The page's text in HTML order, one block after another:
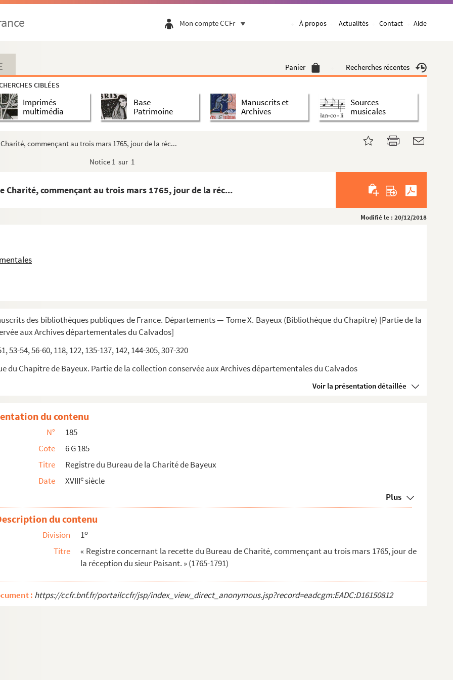
Mon compte CCFr À propos Actualités Contact Aide
Panier Recherches récentes
CIBLÉES
Imprimés
multimédia
Base
Patrimoine
Manuscrits et
Archives
Sources
musicales
commençant au trois mars 1765, jour de la réc...
Notice 1 sur 1
Charité, commençant au trois mars 1765, jour de la réc...
Modifié le : 20/12/2018
des bibliothèques publiques de France. Départements — Tome X. Bayeux (Bibliothèque du Chapitre) [Partie de la
aux Archives départementales du Calvados]
53-54, 56-60, 118, 122, 135-137, 142, 144-305, 307-320
du Chapitre de Bayeux. Partie de la collection conservée aux Archives départementales du Calvados
Voir la présentation détaillée
et chapitre de l'eglise de Paris, des rec...
escuier, signeur de Maupertus »
grande partie le seigneur de Vierville, ...
Symphorien de Baieux pour six années finyes au jou...
et de Saint-Malo de Bayeux
les héritages, rentes et revenu annuel...
prieuré de Saint-Jean-l'Évangéliste
au trois mars 1765, jour de la réc...
des dispenses de parenté et de baons et aut...
)
» ; accedunt « Taxatio beneficiorum » et « Pa...
»
du nom des patrons »
ecclesie pertinentibus, facti et scripti anno D...
du contenu
N°
185
Cote
6 G 185
Titre
Registre du Bureau de la Charité de Bayeux
Date
XVIIIesiècle
Plus
du contenu
Division 1o
Titre
« Registre concernant la recette du Bureau de Charité, commençant au trois mars 1765, jour de
la réception du sieur Paisant. » (1765-1791)
: https://ccfr.bnf.fr/portailccfr/jsp/index_view_direct_anonymous.jsp?record=eadcgm:EADC:D16150812